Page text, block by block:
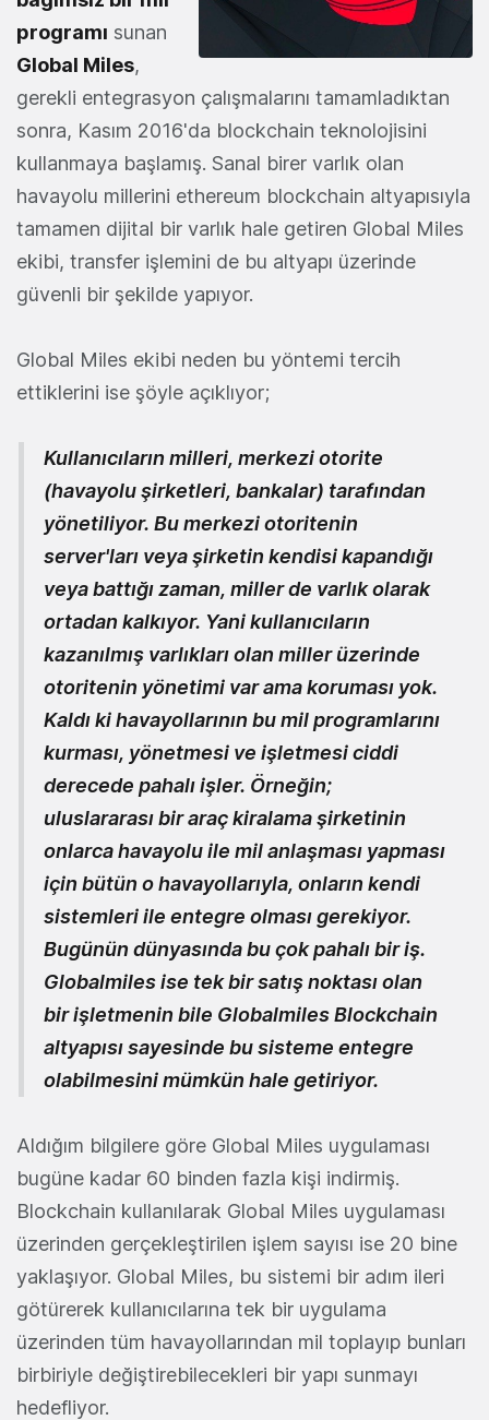
programı sunan
Global Miles,
gerekli entegrasyon çalışmalarını tamamladıktan
sonra, Kasım 2016'da blockchain teknolojisini
kullanmaya başlamış. Sanal birer varlık olan
havayolu millerini ethereum blockchain altyapısıyla
tamamen dijital bir varlık hale getiren Global Miles
ekibi, transfer işlemini de bu altyapı üzerinde
güvenli bir şekilde yapıyor.
Global Miles ekibi neden bu yöntemi tercih
ettiklerini ise şöyle açıklıyor;
Kullanıcıların milleri, merkezi otorite
(havayolu şirketleri, bankalar) tarafından
yönetiliyor. Bu merkezi otoritenin
server'ları veya şirketin kendisi kapandığı
veya battığı zaman, miller de varlık olarak
ortadan kalkıyor. Yani kullanıcıların
kazanılmış varlıkları olan miller üzerinde
otoritenin yönetimi var ama koruması yok.
Kaldı ki havayollarının bu mil programlarını
kurması, yönetmesi ve işletmesi ciddi
derecede pahalı işler. Örneğin;
uluslararası bir araç kiralama şirketinin
onlarca havayolu ile mil anlaşması yapması
için bütün o havayollarıyla, onların kendi
sistemleri ile entegre olması gerekiyor.
Bugünün dünyasında bu çok pahalı bir iş.
Globalmiles ise tek bir satış noktası olan
bir işletmenin bile Globalmiles Blockchain
altyapısı sayesinde bu sisteme entegre
olabilmesini mümkün hale getiriyor.
Aldığım bilgilere göre Global Miles uygulaması
bugüne kadar 60 binden fazla kişi indirmiş.
Blockchain kullanılarak Global Miles uygulaması
üzerinden gerçekleştirilen işlem sayısı ise 20 bine
yaklaşıyor. Global Miles, bu sistemi bir adım ileri
götürerek kullanıcılarına tek bir uygulama
üzerinden tüm havayollarından mil toplayıp bunları
birbiriyle değiştirebilecekleri bir yapı sunmayı
hedefliyor.